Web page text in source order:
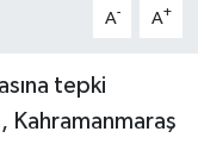
A- A+
tepki
Kahramanmaraş